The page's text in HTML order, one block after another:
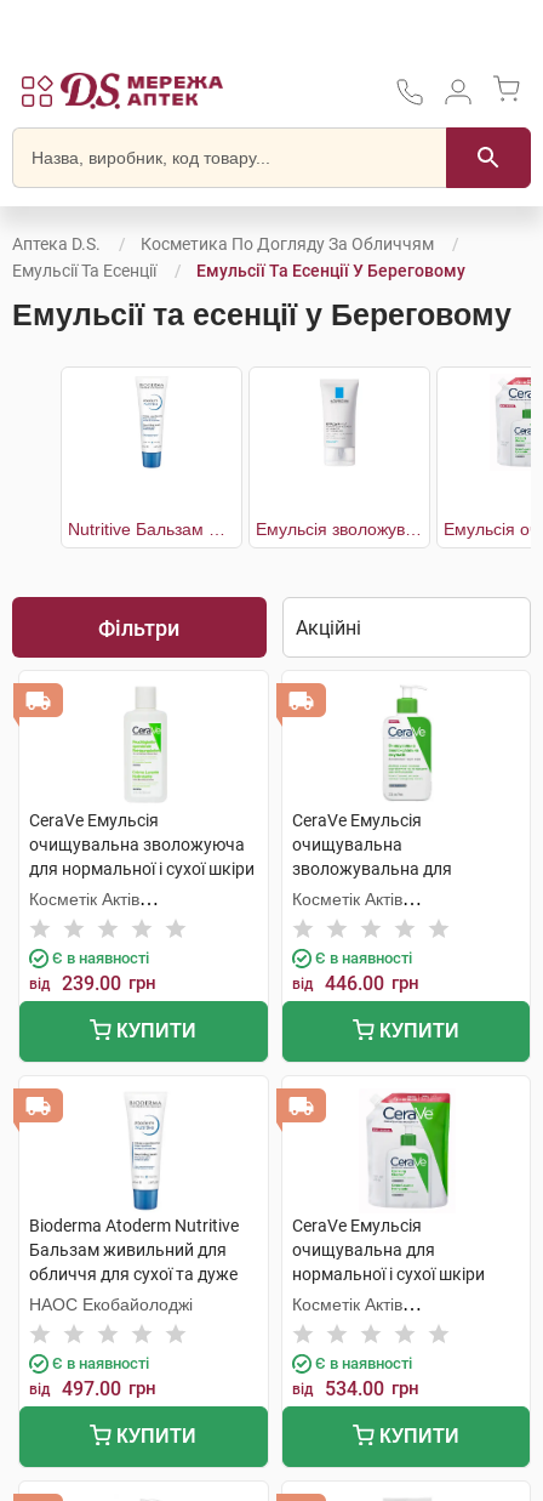
Аптека D.S.
Косметика По Догляду За Обличчям
Емульсії Та Есенції
Емульсії Та Есенції У Береговому
Емульсії та есенції у Береговому
Фільтри
CeraVe Емульсія
очищувальна зволожуюча
для нормальної і сухої шкіри
обличчя та тіла 88 мл 1
флакон
Косметік Актів
Інтернаціональ
Є в наявності
від 239.00 грн
КУПИТИ
CeraVe Емульсія
очищувальна
зволожувальна для
нормальної і сухої шкіри
обличчя і тіла 236 мл 1
флакон
Косметік Актів
Інтернаціональ
Є в наявності
від 446.00 грн
КУПИТИ
Bioderma Atoderm Nutritive
Бальзам живильний для
обличчя для сухої та дуже
сухої чутливої шкіри 40 мл 1
туба
НАОС Екобайолоджі
Є в наявності
від 497.00 грн
КУПИТИ
CeraVe Емульсія
очищувальна для
нормальної і сухої шкіри
обличчя та тіла 473 мл 1
пакет
Косметік Актів
Інтернаціональ
Є в наявності
від 534.00 грн
КУПИТИ